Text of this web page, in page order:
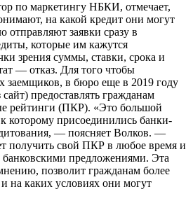
по маркетингу НБКИ, отмечает,
на какой кредит они могут
отправляют заявки сразу в
которые им кажутся
зрения суммы, ставки, срока и
— отказ. Для того чтобы
заемщиков, в бюро еще в 2019 году
предоставлять гражданам
рейтинги (ПКР). «Это большой
которому присоединились банки-
— поясняет Волков. —
получить свой ПКР в любое время и
банковскими предложениями. Эта
позволит гражданам более
и на каких условиях они могут